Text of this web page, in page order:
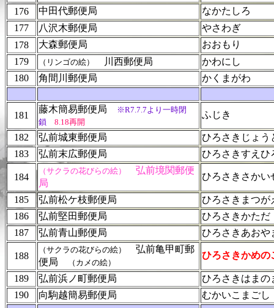
176
中田代郵便局
なかたしろ
177
八沢木郵便局
やさわぎ
178
大森郵便局
おおもり
179
（リンゴの絵） 川西郵便局
かわにし
180
角間川郵便局 かくまがわ
181
藤木簡易郵便局
※R7.7.7より一時閉
鎖 8.18再開
ふじき
182 弘前城東郵便局
ひろさきじょう
183
弘前末広郵便局 ひろさきすえひ
184
（サクラの花びらの絵）
弘前境関郵便
局
ひろさきさかい
185 弘前松ケ枝郵便局
ひろさきまつが
186
弘前堅田郵便局
ひろさきかただ
187
弘前青山郵便局 ひろさきあおや
188
（サクラの花びらの絵）
弘前亀甲町郵
便局
（カメの絵）
ひろさきかめの
189 弘前浜ノ町郵便局
ひろさきはまの
190
向駒越簡易郵便局 むかいこまごし